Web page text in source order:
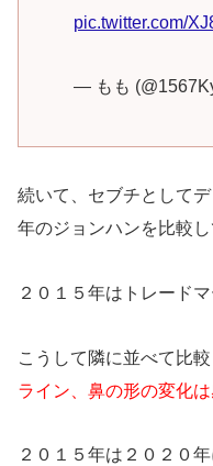
pic.twitter.com/
— もも
続いて、セブチとして
年のジョンハンを比較し
２０１５年はトレード
こうして隣に並べて比較
ライン、鼻の形の変化
２０１５年は２０２０